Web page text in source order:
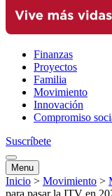
Finanzas
Proyectos
Familia
Movimiento
Innovación
Compromiso
Suscríbete
Menu
Inicio > Movimiento >
para pasar la ITV en